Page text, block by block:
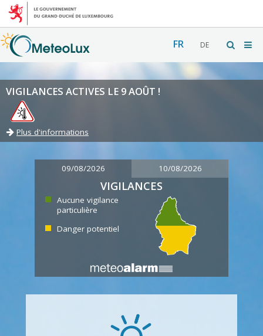
FR DE
VIGILANCES ACTIVES LE 9 AOÛT !
Plus d'informations
09/08/2026 10/08/2026
VIGILANCES
Aucune vigilance
particulière
Danger potentiel